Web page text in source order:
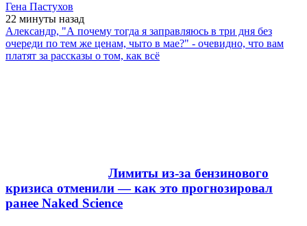
Гена Пастухов
22 минуты назад
Александр, "А почему тогда я заправляюсь в три дня без
очереди по тем же ценам, чыто в мае?" - очевидно, что вам
платят за рассказы о том, как всё
Лимиты из-за бензинового
кризиса отменили — как это прогнозировал
ранее Naked Science